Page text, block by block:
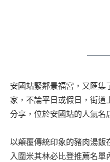
安國站緊鄰景福宮，又匯
家，不論平日或假日，街
分享，位於安國站的人氣名
以顛覆傳統印象的豬肉湯
入圍米其林必比登推薦名